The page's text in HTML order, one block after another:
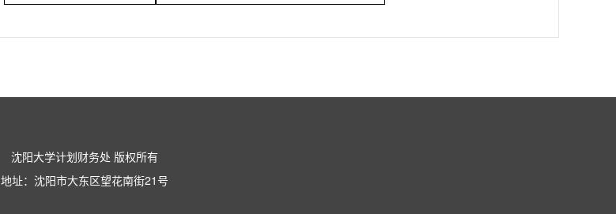
沈阳大学计划财务处 版权所有
地址：沈阳市大东区望花南街21号